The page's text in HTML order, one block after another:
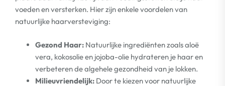
voeden en versterken. Hier zijn enkele voordelen van
natuurlijke haarversteviging:
Gezond Haar: Natuurlijke ingrediënten zoals aloë
vera, kokosolie en jojoba-olie hydrateren je haar en
verbeteren de algehele gezondheid van je lokken.
Milieuvriendelijk: Door te kiezen voor natuurlijke